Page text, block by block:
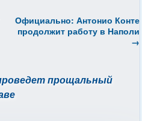
Официально: Антонио Конте
продолжит работу в Наполи
→
прощальный